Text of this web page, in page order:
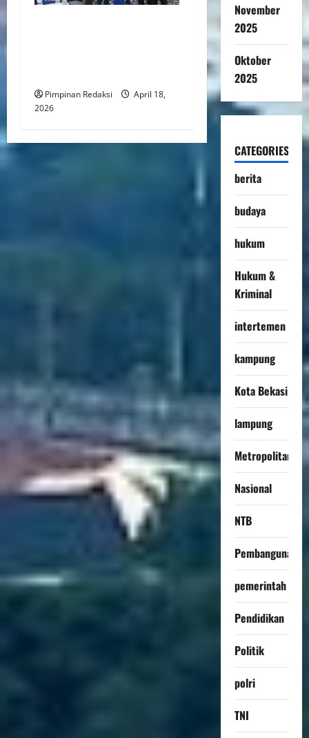
Pimpinan Redaksi
April 18,
2026
November
2025
Oktober
2025
CATEGORIES
berita
budaya
hukum
Hukum &
Kriminal
intertemen
kampung
Kota Bekasi
lampung
Metropolitan
Nasional
NTB
Pembangunan
pemerintah
Pendidikan
Politik
polri
TNI